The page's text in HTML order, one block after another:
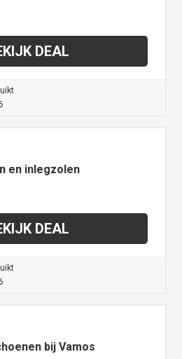
DEAL
en inlegzolen
DEAL
bij Vamos